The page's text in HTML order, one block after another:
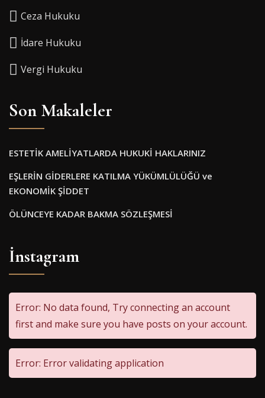
Ceza Hukuku
İdare Hukuku
Vergi Hukuku
Son Makaleler
ESTETİK AMELİYATLARDA HUKUKİ HAKLARINIZ
EŞLERİN GİDERLERE KATILMA YÜKÜMLÜLÜĞÜ ve
EKONOMİK ŞİDDET
ÖLÜNCEYE KADAR BAKMA SÖZLEŞMESİ
İnstagram
Error: No data found, Try connecting an account
first and make sure you have posts on your account.
Error: Error validating application